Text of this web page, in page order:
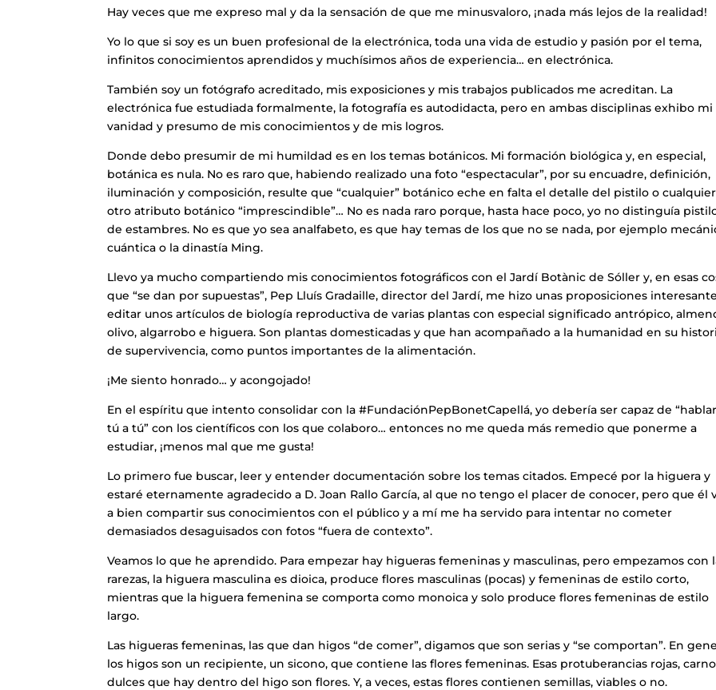
Hay veces que me expreso mal y da la sensación de que me minusvaloro, ¡nada más lejos de la realidad!
Yo lo que si soy es un buen profesional de la electrónica, toda una vida de estudio y pasión por el tema,
infinitos conocimientos aprendidos y muchísimos años de experiencia… en electrónica.
También soy un fotógrafo acreditado, mis exposiciones y mis trabajos publicados me acreditan. La
electrónica fue estudiada formalmente, la fotografía es autodidacta, pero en ambas disciplinas exhibo mi
vanidad y presumo de mis conocimientos y de mis logros.
Donde debo presumir de mi humildad es en los temas botánicos. Mi formación biológica y, en especial,
botánica es nula. No es raro que, habiendo realizado una foto “espectacular”, por su encuadre, definición,
iluminación y composición, resulte que “cualquier” botánico eche en falta el detalle del pistilo o cualquier
otro atributo botánico “imprescindible”… No es nada raro porque, hasta hace poco, yo no distinguía
de estambres. No es que yo sea analfabeto, es que hay temas de los que no se nada, por ejemplo
cuántica o la dinastía Ming.
Llevo ya mucho compartiendo mis conocimientos fotográficos con el Jardí Botànic de Sóller y, en esas
que “se dan por supuestas”, Pep Lluís Gradaille, director del Jardí, me hizo unas proposiciones
editar unos artículos de biología reproductiva de varias plantas con especial significado antrópico,
olivo, algarrobo e higuera. Son plantas domesticadas y que han acompañado a la humanidad en su
de supervivencia, como puntos importantes de la alimentación.
¡Me siento honrado… y acongojado!
En el espíritu que intento consolidar con la #FundaciónPepBonetCapellá, yo debería ser capaz de
tú a tú” con los científicos con los que colaboro… entonces no me queda más remedio que ponerme a
estudiar, ¡menos mal que me gusta!
Lo primero fue buscar, leer y entender documentación sobre los temas citados. Empecé por la higuera y
estaré eternamente agradecido a D. Joan Rallo García, al que no tengo el placer de conocer, pero que él
a bien compartir sus conocimientos con el público y a mí me ha servido para intentar no cometer
demasiados desaguisados con fotos “fuera de contexto”.
Veamos lo que he aprendido. Para empezar hay higueras femeninas y masculinas, pero empezamos con
rarezas, la higuera masculina es dioica, produce flores masculinas (pocas) y femeninas de estilo corto,
mientras que la higuera femenina se comporta como monoica y solo produce flores femeninas de estilo
largo.
Las higueras femeninas, las que dan higos “de comer”, digamos que son serias y “se comportan”. En
los higos son un recipiente, un sicono, que contiene las flores femeninas. Esas protuberancias rojas,
dulces que hay dentro del higo son flores. Y, a veces, estas flores contienen semillas, viables o no.